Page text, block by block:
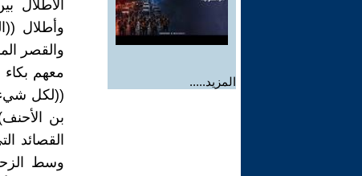
المزيد.....
الأطلال
وأطلال
والقصر
معهم بكاء
((لكل شيء
بن
القصائد
وسط